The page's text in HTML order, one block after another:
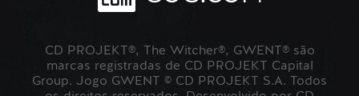
CD PROJEKT®, The Witcher®, GWENT® são
marcas registradas de CD PROJEKT Capital
Group. Jogo GWENT © CD PROJEKT S.A. Todos